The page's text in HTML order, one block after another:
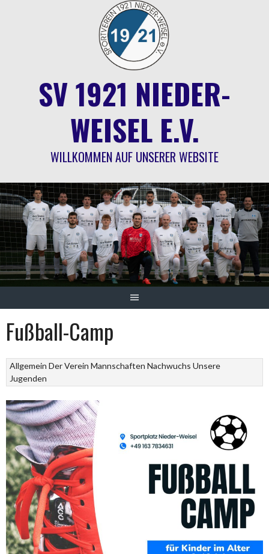
SV 1921 NIEDER-
WEISEL E.V.
WILLKOMMEN AUF UNSERER WEBSITE
Fußball-Camp
Allgemein Der Verein Mannschaften Nachwuchs Unsere
Jugenden